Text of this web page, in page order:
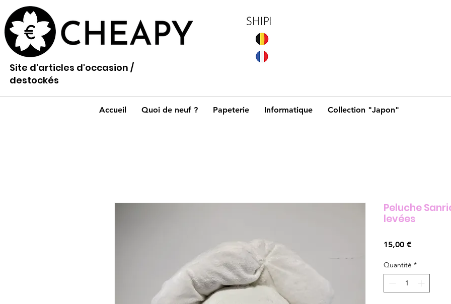
Site d'articles d'occasion /
destockés
Accueil Quoi de neuf ? Papeterie Informatique Collection "Japon"
Peluche
levées
15,00 €Prix
Quantité *